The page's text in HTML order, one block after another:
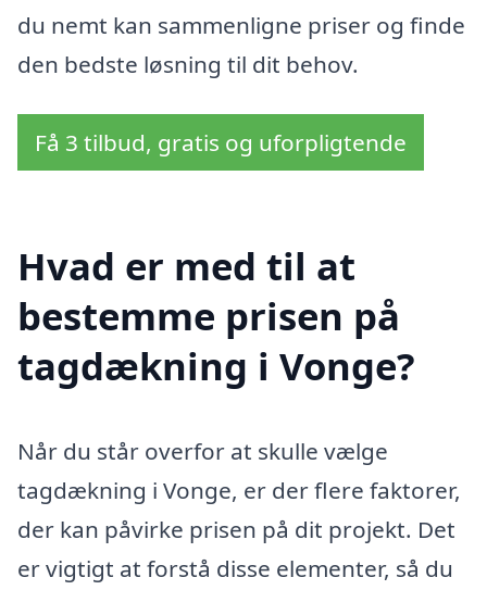
du nemt kan sammenligne priser og finde
den bedste løsning til dit behov.
Få 3 tilbud, gratis og uforpligtende
Hvad er med til at
bestemme prisen på
tagdækning i Vonge?
Når du står overfor at skulle vælge
tagdækning i Vonge, er der flere faktorer,
der kan påvirke prisen på dit projekt. Det
er vigtigt at forstå disse elementer, så du